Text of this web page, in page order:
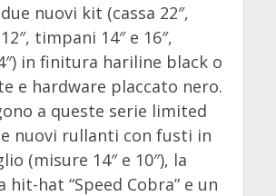
nuovi kit (cassa 22″,
timpani 14″ e 16″,
in finitura hariline black o
e hardware placcato nero.
a queste serie limited
nuovi rullanti con fusti in
(misure 14″ e 10″), la
hit-hat “Speed Cobra” e un